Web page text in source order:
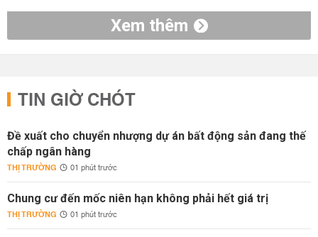
Xem thêm
TIN GIỜ CHÓT
Đề xuất cho chuyển nhượng dự án bất động sản đang thế
chấp ngân hàng
THỊ TRƯỜNG 01 phút trước
Chung cư đến mốc niên hạn không phải hết giá trị
THỊ TRƯỜNG 01 phút trước